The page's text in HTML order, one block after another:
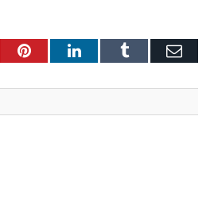
PinterestLinkedInTumblr